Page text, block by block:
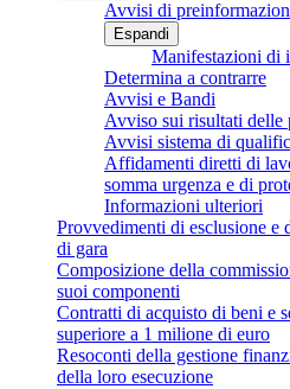
Avvisi di
Espandi
Manifestazioni di
Determina a contrarre
Avvisi e Bandi
Avviso sui risultati delle
Avvisi sistema di
Affidamenti diretti di
somma urgenza e di
Informazioni ulteriori
Provvedimenti di esclusione e
di gara
Composizione della
suoi componenti
Contratti di acquisto di beni e
superiore a 1 milione di euro
Resoconti della gestione
della loro esecuzione